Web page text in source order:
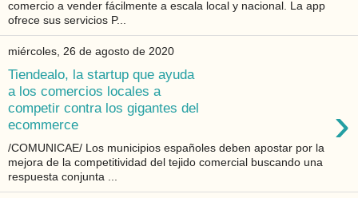
comercio a vender fácilmente a escala local y nacional. La app
ofrece sus servicios P...
miércoles, 26 de agosto de 2020
Tiendealo, la startup que ayuda
a los comercios locales a
competir contra los gigantes del
ecommerce
›
/COMUNICAE/ Los municipios españoles deben apostar por la
mejora de la competitividad del tejido comercial buscando una
respuesta conjunta ...